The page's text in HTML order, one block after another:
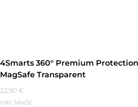
4Smarts 360° Premium
MagSafe Transparent
22,90 €
inkl. MwSt.